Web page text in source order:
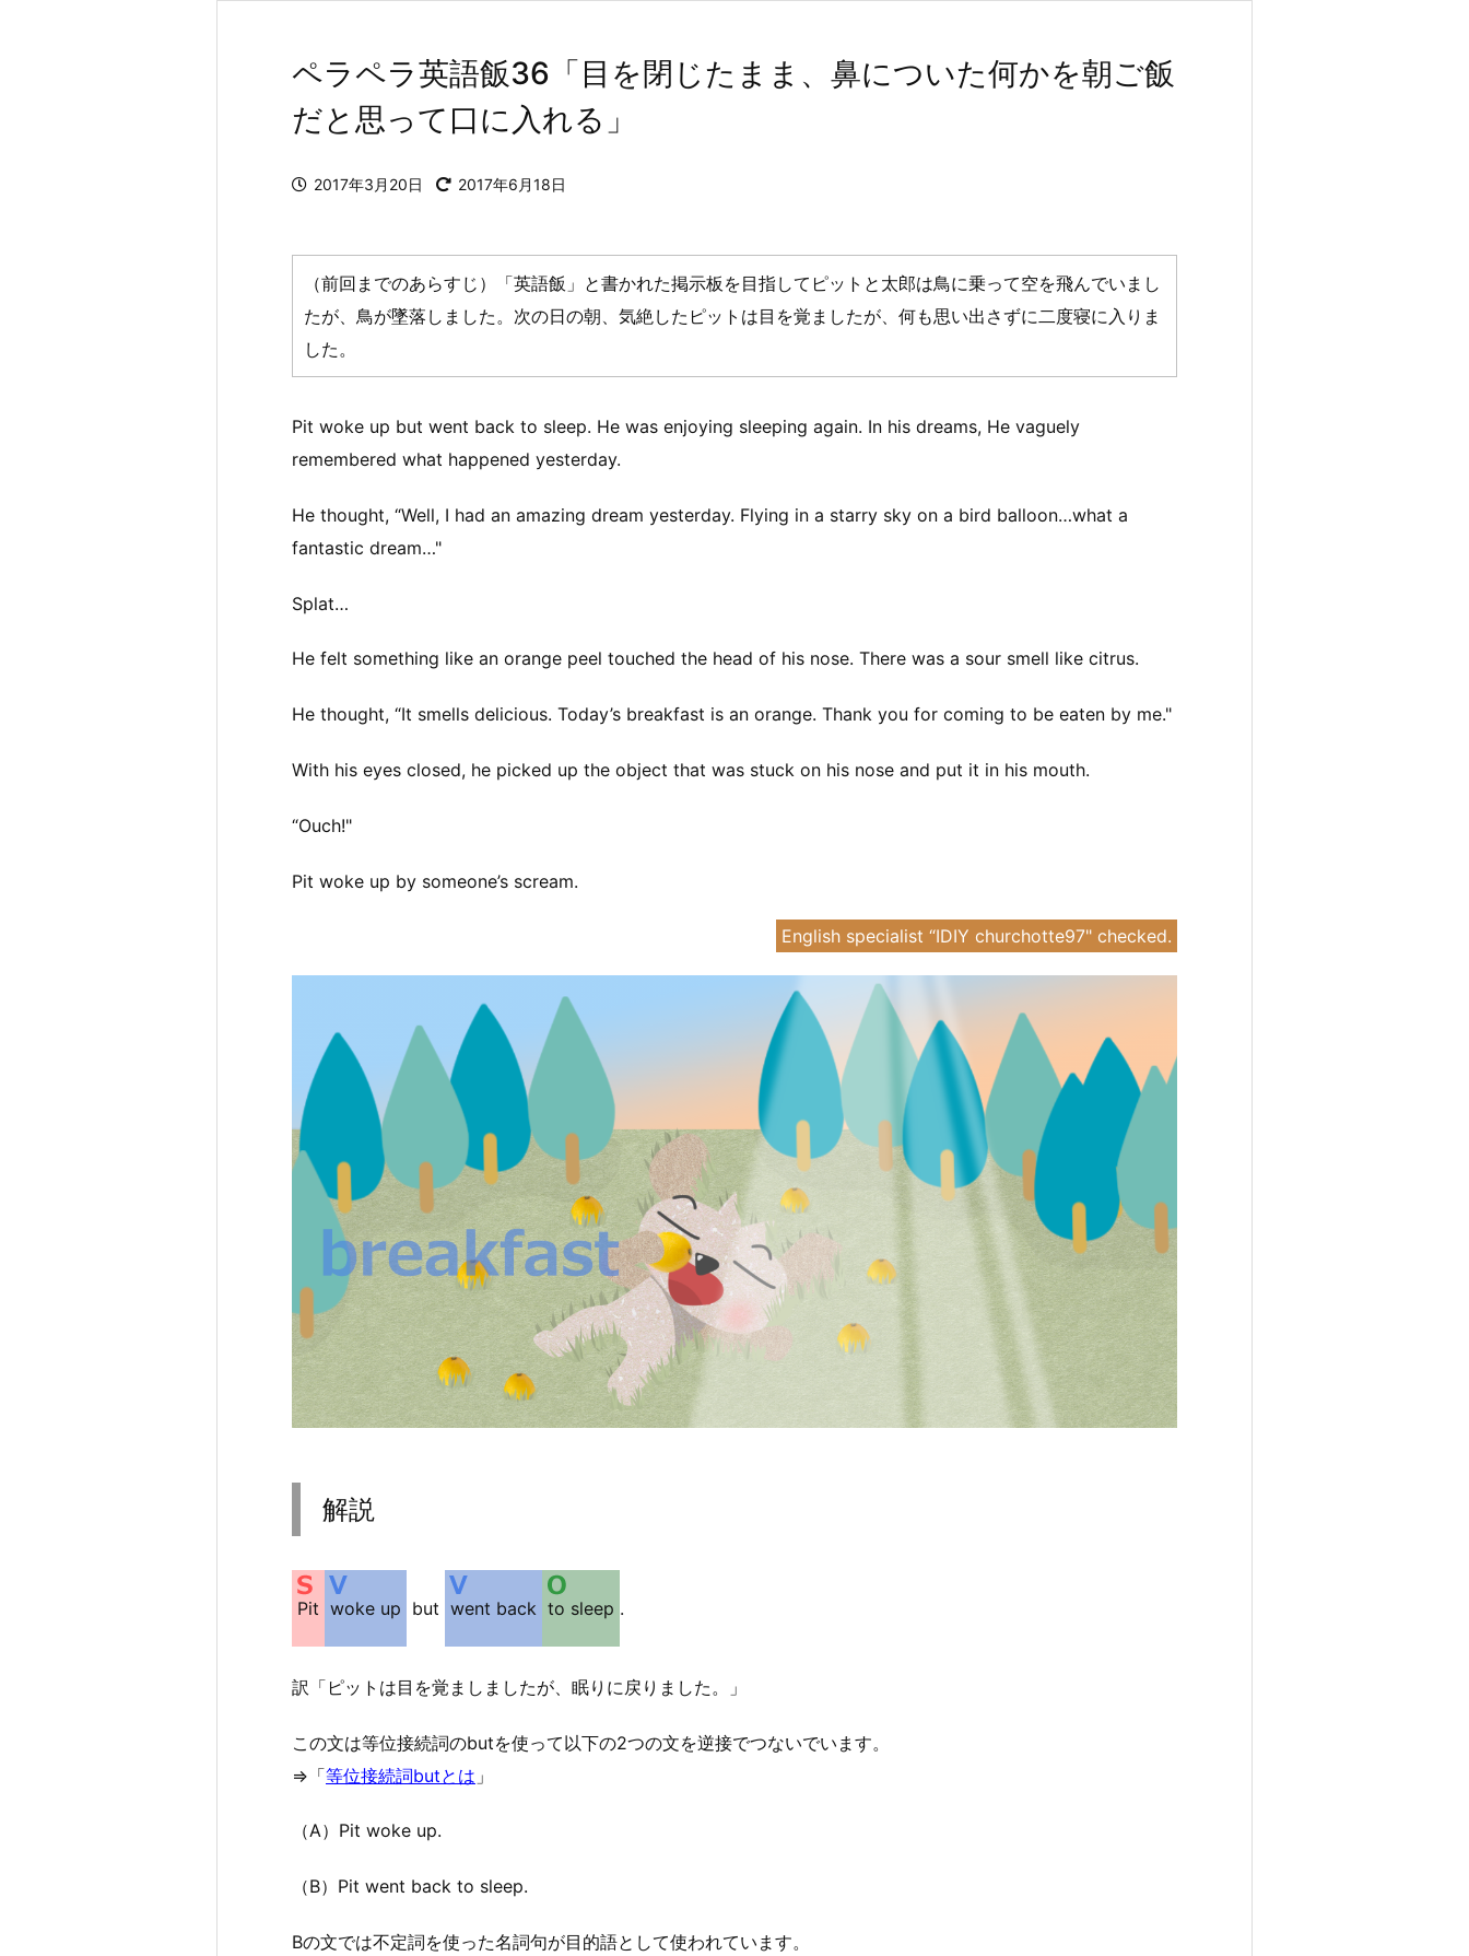
ペラペラ英語飯36「目を閉じたまま、鼻についた何かを朝ご飯
だと思って口に入れる」
2017年3月20日 2017年6月18日
（前回までのあらすじ）「英語飯」と書かれた掲示板を目指してピットと太郎は鳥に乗って空を飛んでいまし
たが、鳥が墜落しました。次の日の朝、気絶したピットは目を覚ましたが、何も思い出さずに二度寝に入りま
した。
Pit woke up but went back to sleep. He was enjoying sleeping again. In his dreams, He vaguely
remembered what happened yesterday.
He thought, “Well, I had an amazing dream yesterday. Flying in a starry sky on a bird balloon…what a
fantastic dream…"
Splat…
He felt something like an orange peel touched the head of his nose. There was a sour smell like citrus.
He thought, “It smells delicious. Today’s breakfast is an orange. Thank you for coming to be eaten by me."
With his eyes closed, he picked up the object that was stuck on his nose and put it in his mouth.
“Ouch!"
Pit woke up by someone’s scream.
English specialist “IDIY churchotte97" checked.
解説
Pit woke up but went back to sleep .
訳「ピットは目を覚ましましたが、眠りに戻りました。」
この文は等位接続詞のbutを使って以下の2つの文を逆接でつないでいます。
⇒「等位接続詞butとは 」
（A）Pit woke up.
（B）Pit went back to sleep.
Bの文では不定詞を使った名詞句が目的語として使われています。